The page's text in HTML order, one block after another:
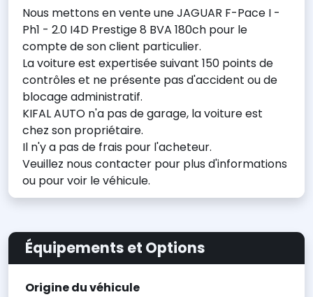
Nous mettons en vente une JAGUAR F-Pace I -
Ph1 - 2.0 I4D Prestige 8 BVA 180ch pour le
compte de son client particulier.
La voiture est expertisée suivant 150 points de
contrôles et ne présente pas d'accident ou de
blocage administratif.
KIFAL AUTO n'a pas de garage, la voiture est
chez son propriétaire.
Il n'y a pas de frais pour l'acheteur.
Veuillez nous contacter pour plus d'informations
ou pour voir le véhicule.
Équipements et Options
Origine du véhicule